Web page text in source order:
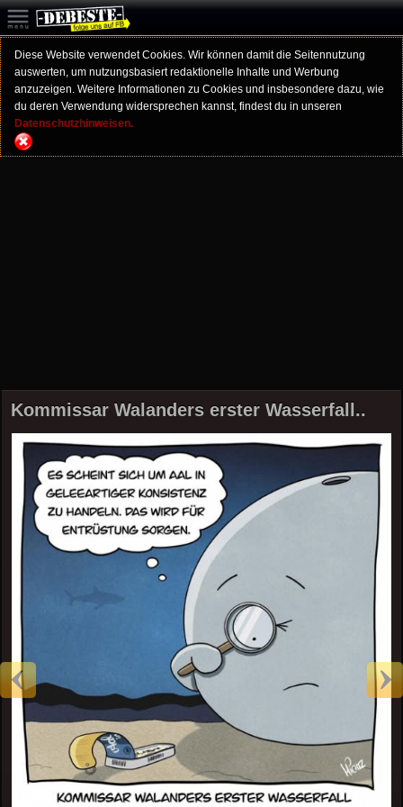
Diese Website verwendet Cookies. Wir können damit die Seitennutzung
auswerten, um nutzungsbasiert redaktionelle Inhalte und Werbung
anzuzeigen. Weitere Informationen zu Cookies und insbesondere dazu, wie
du deren Verwendung widersprechen kannst, findest du in unseren
Datenschutzhinweisen.
Kommissar Walanders erster Wasserfall..